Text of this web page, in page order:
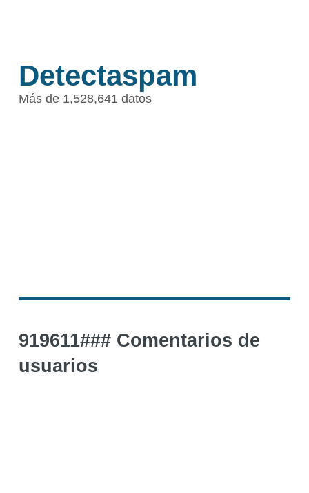
Detectaspam
Más de 1,528,641 datos
919611### Comentarios de
usuarios